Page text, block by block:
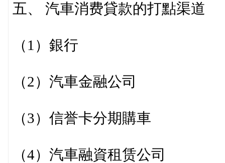
五、 汽車消费貸款的打點渠道
（1）銀行
（2）汽車金融公司
（3）信誉卡分期購車
（4）汽車融資租赁公司